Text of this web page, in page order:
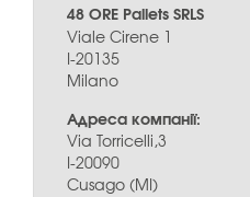
48 ORE Pallets SRLS
Viale Cirene 1
I-20135
Milano
Адреса компанії:
Via Torricelli,3
I-20090
Cusago (MI)